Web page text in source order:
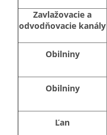
Zavlažovacie a
odvodňovacie kanály
Obilniny
Obilniny
Ľan